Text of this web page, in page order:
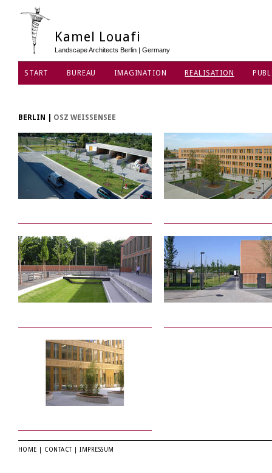
Kamel Louafi
Landscape Architects Berlin | Germany
START BUREAU IMAGINATION REALISATION
BERLIN OSZ WEISSENSEE
HOME CONTACT |IMPRESSUM